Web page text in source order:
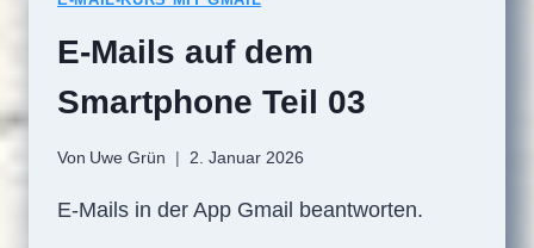
E-Mails auf dem
Smartphone Teil 03
Von Uwe Grün 2. Januar 2026
E-Mails in der App Gmail beantworten.